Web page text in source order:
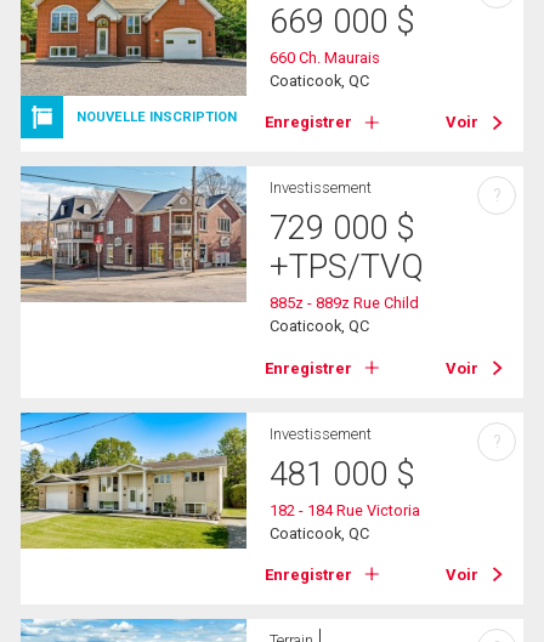
NOUVELLE INSCRIPTION
669 000 $
660 Ch. Maurais
Coaticook, QC
Enregistrer Voir
Investissement
729 000 $
+TPS/TVQ
885z - 889z Rue Child
Coaticook, QC
Enregistrer Voir
?
Investissement
481 000 $
182 - 184 Rue Victoria
Coaticook, QC
Enregistrer Voir
?